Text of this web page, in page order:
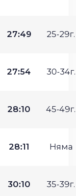
27:49 25-29г.
27:54 30-34г.
28:10 45-49г.
28:11 Няма
30:10 35-39г.